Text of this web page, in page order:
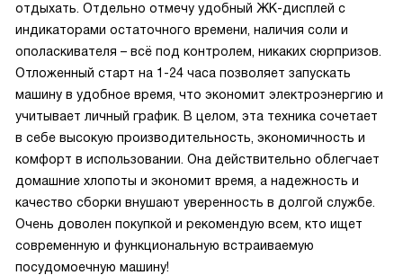
отдыхать. Отдельно отмечу удобный ЖК-дисплей с
индикаторами остаточного времени, наличия соли и
ополаскивателя – всё под контролем, никаких сюрпризов.
Отложенный старт на 1-24 часа позволяет запускать
машину в удобное время, что экономит электроэнергию и
учитывает личный график. В целом, эта техника сочетает
в себе высокую производительность, экономичность и
комфорт в использовании. Она действительно облегчает
домашние хлопоты и экономит время, а надежность и
качество сборки внушают уверенность в долгой службе.
Очень доволен покупкой и рекомендую всем, кто ищет
современную и функциональную встраиваемую
посудомоечную машину!